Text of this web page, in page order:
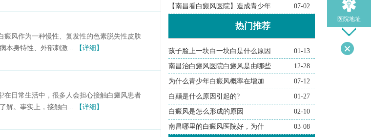
癜风作为一种慢性、复发性的色素脱失性皮肤
本身特性、外部刺激...
【详细】
在日常生活中，很多人会担心接触白癜风患者
解。事实上，接触白...
【详细】
【南昌看白癜风医院】造成青少年 07-02
热门推荐
孩子脸上一块白一块白是什么原因 01-13
南昌治白癜风医院白癜风是由哪些 12-28
为什么青少年白癜风概率在增加 07-12
白颠是什么原因引起的? 01-27
白癜风是怎么形成的原因 02-10
南昌哪里的白癜风医院好，为什 03-08
医院地址
导医问诊